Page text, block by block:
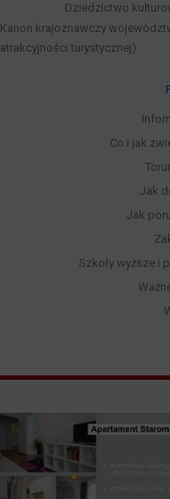
Dziedzictwo
Kanon krajoznawczy
atrakcyjności turystycznej)
Co i jak
Jak
Jak
Szkoły wyższe i